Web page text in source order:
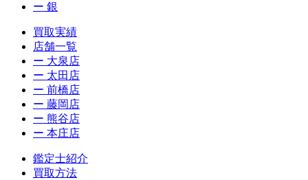
ー 銀
買取実績
店舗一覧
ー 大泉店
ー 太田店
ー 前橋店
ー 藤岡店
ー 熊谷店
ー 本庄店
鑑定士紹介
買取方法